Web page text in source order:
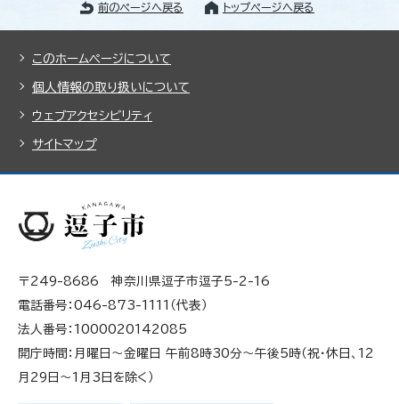
前のページへ戻る トップページへ戻る
このホームページについて
個人情報の取り扱いについて
ウェブアクセシビリティ
サイトマップ
〒249-8686 神奈川県逗子市逗子5-2-16
電話番号：046-873-1111（代表）
法人番号：1000020142085
開庁時間：月曜日～金曜日 午前8時30分～午後5時（祝・休日、12
月29日～1月3日を除く）